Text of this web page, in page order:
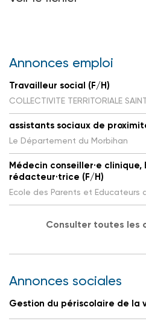
Annonces emploi
Travailleur social (F/H)
COLLECTIVITE TERRITORIALE
assistants sociaux de
Le Département du Morbihan
Médecin conseiller·e clinique,
rédacteur·trice (F/H)
Ecole des Parents et Educateurs
Consulter toutes les
Annonces sociales
Gestion du périscolaire de la